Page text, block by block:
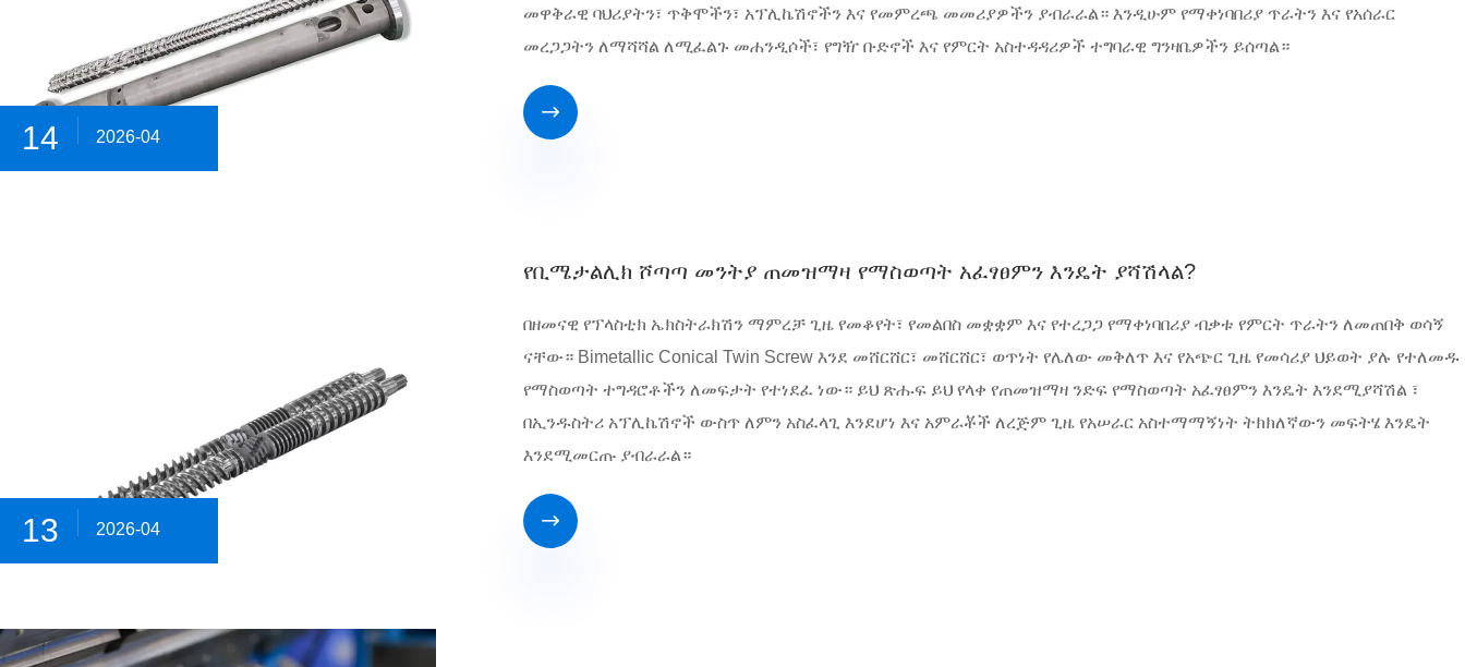
14 2026-04
መዋቅራዊ ባህሪያትን፣ ጥቅሞችን፣ አፕሊኬሽኖችን እና የመምረጫ መመሪያዎችን ያብራራል። እንዲሁም የማቀነባበሪያ ጥራትን እና የአሰራር
መረጋጋትን ለማሻሻል ለሚፈልጉ መሐንዲሶች፣ የግዥ ቡድኖች እና የምርት አስተዳዳሪዎች ተግባራዊ ግንዛቤዎችን ይሰጣል።

13 2026-04
የቢሜታልሊክ ሾጣጣ መንትያ ጠመዝማዛ የማስወጣት አፈፃፀምን እንዴት ያሻሽላል?
በዘመናዊ የፕላስቲክ ኤክስትራክሽን ማምረቻ ጊዜ የመቆየት፣ የመልበስ መቋቋም እና የተረጋጋ የማቀነባበሪያ ብቃቱ የምርት ጥራትን ለመጠበቅ ወሳኝ
ናቸው። Bimetallic Conical Twin Screw እንደ መሸርሸር፣ መሸርሸር፣ ወጥነት የሌለው መቅለጥ እና የአጭር ጊዜ የመሳሪያ ህይወት ያሉ የተለመዱ
የማስወጣት ተግዳሮቶችን ለመፍታት የተነደፈ ነው። ይህ ጽሑፍ ይህ የላቀ የጠመዝማዛ ንድፍ የማስወጣት አፈፃፀምን እንዴት እንደሚያሻሽል ፣
በኢንዱስትሪ አፕሊኬሽኖች ውስጥ ለምን አስፈላጊ እንደሆነ እና አምራቾች ለረጅም ጊዜ የአሠራር አስተማማኝነት ትክክለኛውን መፍትሄ እንዴት
እንደሚመርጡ ያብራራል።
